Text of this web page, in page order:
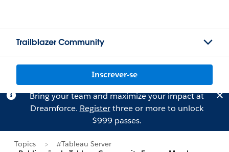
Trailblazer Community
Inscrever-se
Bring your team and maximize your impact at
Dreamforce. Registerthree or more to unlock
$999 passes.
Topics
#Tableau Server